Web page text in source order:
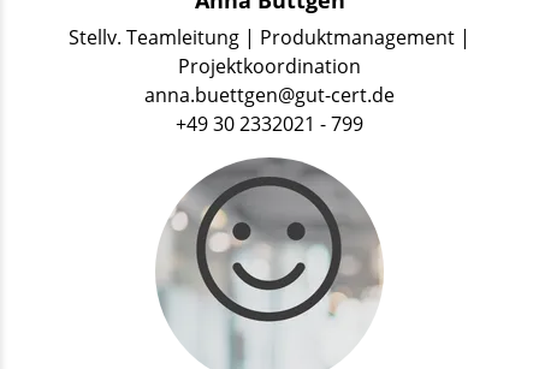
Stellv. Teamleitung | Produktmanagement |
Projektkoordination
anna.buettgen@gut-cert.de
+49 30 2332021 - 799